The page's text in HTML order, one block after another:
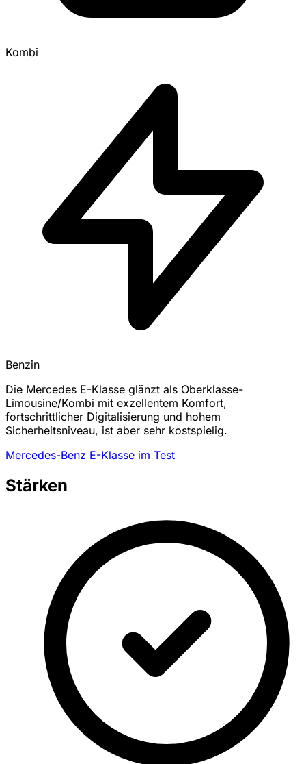
Kombi
Benzin
Die Mercedes E-Klasse glänzt als Oberklasse-
Limousine/Kombi mit exzellentem Komfort,
fortschrittlicher Digitalisierung und hohem
Sicherheitsniveau, ist aber sehr kostspielig.
Mercedes-Benz E-Klasse im Test
Stärken